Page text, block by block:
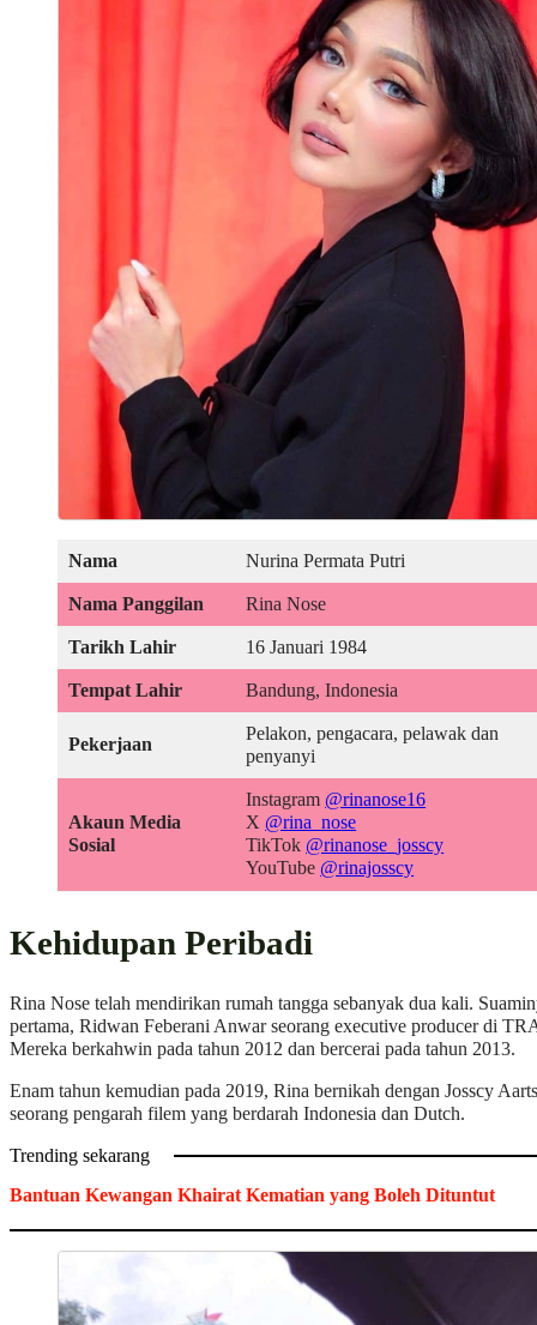
Nama
Nurina Permata Putri
Nama Panggilan
Rina Nose
Tarikh Lahir
16 Januari 1984
Tempat Lahir
Bandung, Indonesia
Pekerjaan
Pelakon, pengacara, pelawak dan
penyanyi
Akaun Media
Sosial
Instagram @rinanose16
X @rina_nose
TikTok @rinanose_josscy
YouTube @rinajosscy
Kehidupan Peribadi
Rina Nose telah mendirikan rumah tangga sebanyak dua kali.
pertama, Ridwan Feberani Anwar seorang executive producer di
Mereka berkahwin pada tahun 2012 dan bercerai pada tahun 2013.
Enam tahun kemudian pada 2019, Rina bernikah dengan Josscy
seorang pengarah filem yang berdarah Indonesia dan Dutch.
Trending sekarang
Bantuan Kewangan Khairat Kematian yang Boleh Dituntut